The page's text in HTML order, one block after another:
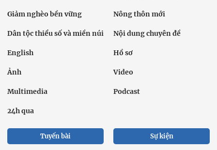
Giảm nghèo bền vững Nông thôn mới
Dân tộc thiểu số và miền núi Nội dung chuyên đề
English Hồ sơ
Ảnh Video
Multimedia Podcast
24h qua
Tuyến bài Sự kiện